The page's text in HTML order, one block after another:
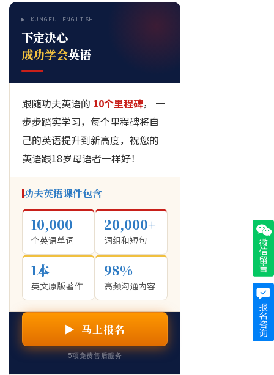
▶ KUNGFU ENGLISH
下定决心
成功学会英语
跟随功夫英语的 10个里程碑， 一
步步踏实学习，每个里程碑将自
己的英语提升到新高度，祝您的
英语跟18岁母语者一样好！
功夫英语课件包含
10,000
个英语单词
20,000+
词组和短句
1本
英文原版著作
98%
高频沟通内容
▶ 马上报名
5项免费售后服务